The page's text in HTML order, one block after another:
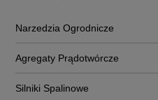
Narzedzia Ogrodnicze
Agregaty Prądotwórcze
Silniki Spalinowe